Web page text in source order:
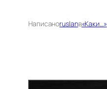
Написаноruslanв«Каки…»